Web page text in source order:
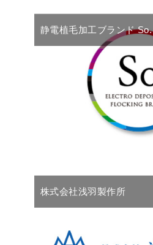
静電植毛加工ブランド So.
株式会社浅羽製作所